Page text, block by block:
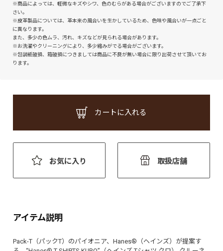
※商品によっては、軽微なキズやシワ、色のむらがある場合がございますのでご了承下
さい。
※皮革製品については、革本来の風合いを生かしているため、色味や風合いが一点ごと
に異なります。
また、多少の色ムラ、汚れ、キズなどが見られる場合があります。
※お洗濯やクリーニングにより、多少縮みがでる場合がございます。
※包装紙破損、箱破損につきましては商品に不良が無い場合に限り出荷させて頂いてお
ります。
カートに入れる
お気に入り 取扱店舗
アイテム説明
Pack-T（パックT）のパイオニア、Hanes®（ヘインズ）が提案す